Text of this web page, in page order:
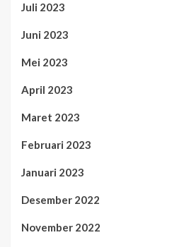
Juli 2023
Juni 2023
Mei 2023
April 2023
Maret 2023
Februari 2023
Januari 2023
Desember 2022
November 2022